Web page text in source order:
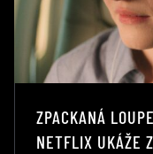
ZPACKANÁ
NETFLIX UKÁŽE